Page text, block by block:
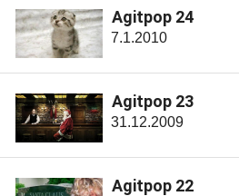
Agitpop 24
7.1.2010
Agitpop 23
31.12.2009
Agitpop 22